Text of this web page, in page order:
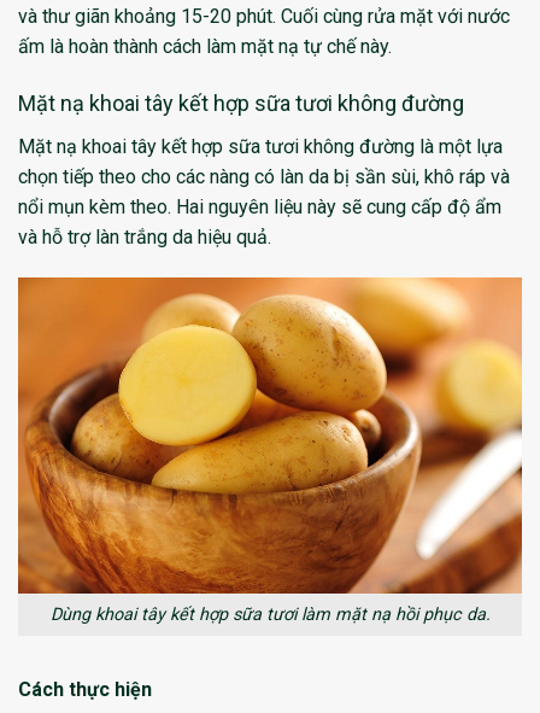
và thư giãn khoảng 15-20 phút. Cuối cùng rửa mặt với nước
ấm là hoàn thành cách làm mặt nạ tự chế này.
Mặt nạ khoai tây kết hợp sữa tươi không đường
Mặt nạ khoai tây kết hợp sữa tươi không đường là một lựa
chọn tiếp theo cho các nàng có làn da bị sần sùi, khô ráp và
nổi mụn kèm theo. Hai nguyên liệu này sẽ cung cấp độ ẩm
và hỗ trợ làn trắng da hiệu quả.
Dùng khoai tây kết hợp sữa tươi làm mặt nạ hồi phục da.
Cách thực hiện